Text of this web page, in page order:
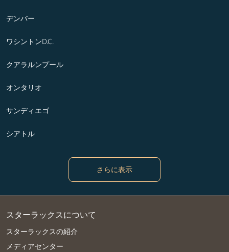
デンバー
ワシントンD.C.
クアラルンプール
オンタリオ
サンディエゴ
シアトル
さらに表示
スターラックスについて
スターラックスの紹介
メディアセンター